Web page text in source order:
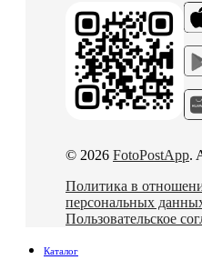
© 2026 FotoPostApp.
Политика в
персональных
Пользовательское
Каталог